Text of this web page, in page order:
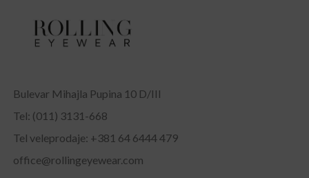
Bulevar Mihajla Pupina 10 D/III
Tel: (011) 3131-668
Tel veleprodaje: +381 64 6444 479
office@rollingeyewear.com